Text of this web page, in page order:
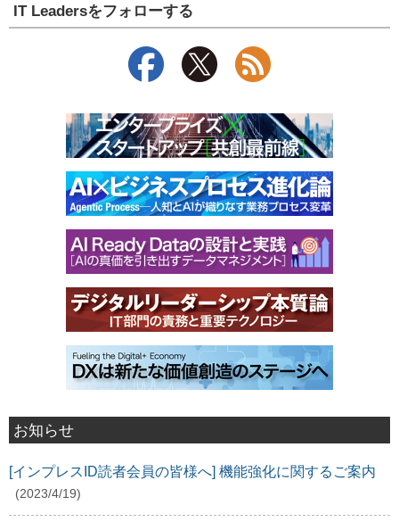
IT Leadersをフォローする
お知らせ
[インプレスID読者会員の皆様へ] 機能強化に関するご案内
(2023/4/19)